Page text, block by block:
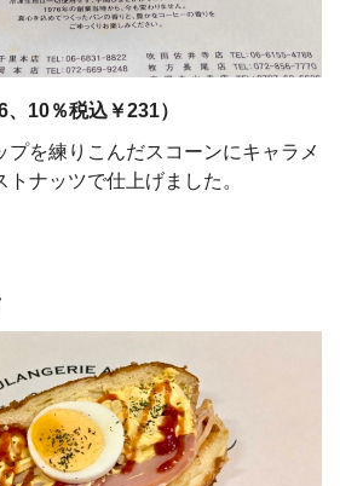
10％税込￥231）
プを練りこんだスコーンにキャラメ
ナッツで仕上げました。